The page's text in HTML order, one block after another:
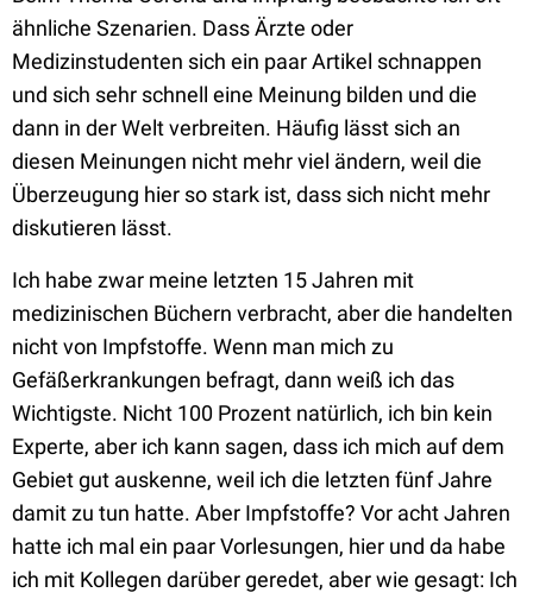
ähnliche Szenarien. Dass Ärzte oder
Medizinstudenten sich ein paar Artikel schnappen
und sich sehr schnell eine Meinung bilden und die
dann in der Welt verbreiten. Häufig lässt sich an
diesen Meinungen nicht mehr viel ändern, weil die
Überzeugung hier so stark ist, dass sich nicht mehr
diskutieren lässt.
Ich habe zwar meine letzten 15 Jahren mit
medizinischen Büchern verbracht, aber die handelten
nicht von Impfstoffe. Wenn man mich zu
Gefäßerkrankungen befragt, dann weiß ich das
Wichtigste. Nicht 100 Prozent natürlich, ich bin kein
Experte, aber ich kann sagen, dass ich mich auf dem
Gebiet gut auskenne, weil ich die letzten fünf Jahre
damit zu tun hatte. Aber Impfstoffe? Vor acht Jahren
hatte ich mal ein paar Vorlesungen, hier und da habe
ich mit Kollegen darüber geredet, aber wie gesagt: Ich